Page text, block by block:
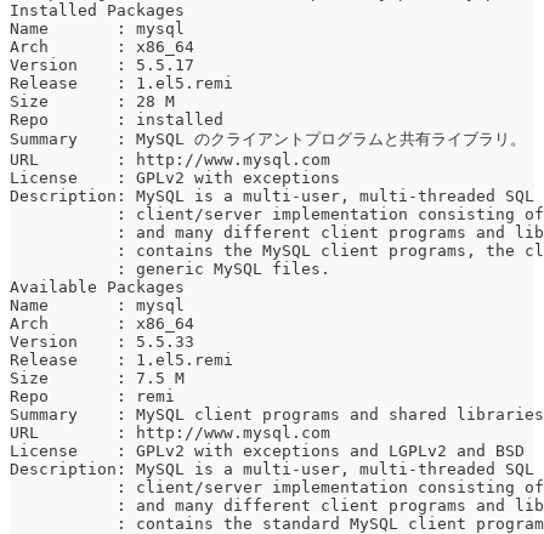
Installed Packages
Name       : mysql
Arch       : x86_64
Version    : 5.5.17
Release    : 1.el5.remi
Size       : 28 M
Repo       : installed
Summary    : MySQL のクライアントプログラムと共有ライブラリ。
URL        : http://www.mysql.com
License    : GPLv2 with exceptions
Description: MySQL is a multi-user, multi-threaded SQL
: client/server implementation consisting
: and many different client programs and
: contains the MySQL client programs, the
           : generic MySQL files.
Available Packages
Name       : mysql
Arch       : x86_64
Version    : 5.5.33
Release    : 1.el5.remi
Size       : 7.5 M
Repo       : remi
Summary    : MySQL client programs and shared libraries
URL        : http://www.mysql.com
License    : GPLv2 with exceptions and LGPLv2 and BSD
Description: MySQL is a multi-user, multi-threaded SQL
: client/server implementation consisting
: and many different client programs and
: contains the standard MySQL client